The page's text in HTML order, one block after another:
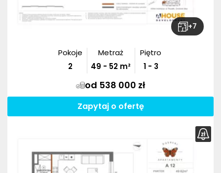
+7
Pokoje
2
Metraż
49 - 52m²
Piętro
1 - 3
od 538 000 zł
Zapytaj o ofertę